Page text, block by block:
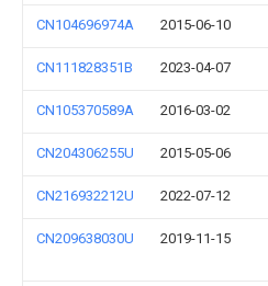
CN104696974A 2015-06-10
CN111828351B 2023-04-07
CN105370589A 2016-03-02
CN204306255U 2015-05-06
CN216932212U 2022-07-12
CN209638030U 2019-11-15